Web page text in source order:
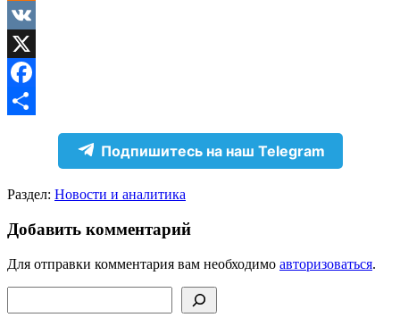
Odnoklassniki
VK
X
Facebook
Подпишитесь на наш Telegram
Раздел: Новости и аналитика
Добавить комментарий
Для отправки комментария вам необходимо авторизоваться.